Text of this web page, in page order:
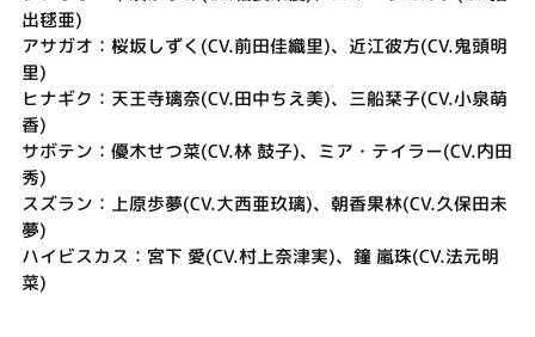
出毬亜)
アサガオ：桜坂しずく(CV.前田佳織里)、近江彼方(CV.鬼頭明
里)
ヒナギク：天王寺璃奈(CV.田中ちえ美)、三船栞子(CV.小泉萌
香)
サボテン：優木せつ菜(CV.林 鼓子)、ミア・テイラー(CV.内田
秀)
スズラン：上原歩夢(CV.大西亜玖璃)、朝香果林(CV.久保田未
夢)
ハイビスカス：宮下 愛(CV.村上奈津実)、鐘 嵐珠(CV.法元明
菜)